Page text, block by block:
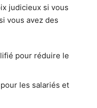
judicieux si vous
vous avez des
pour réduire le
les salariés et